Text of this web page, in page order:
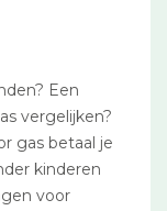
Een
vergelijken?
gas betaal je
kinderen
voor